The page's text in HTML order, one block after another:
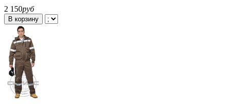
2 150руб
В корзину